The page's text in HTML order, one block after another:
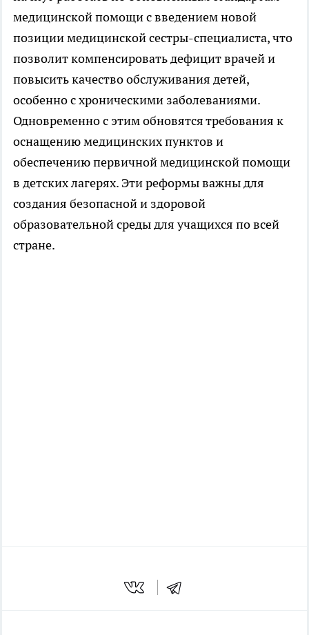
медицинской помощи с введением новой
позиции медицинской сестры-специалиста, что
позволит компенсировать дефицит врачей и
повысить качество обслуживания детей,
особенно с хроническими заболеваниями.
Одновременно с этим обновятся требования к
оснащению медицинских пунктов и
обеспечению первичной медицинской помощи
в детских лагерях. Эти реформы важны для
создания безопасной и здоровой
образовательной среды для учащихся по всей
стране.